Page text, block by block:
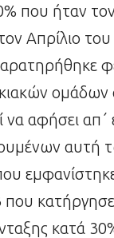
που ήταν
Απρίλιο
να αφήσει απ΄
αυτή
κατά